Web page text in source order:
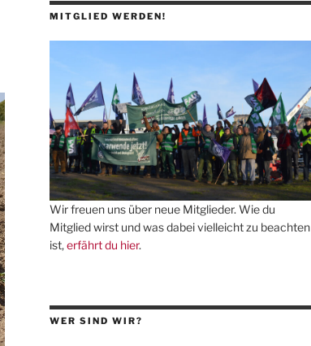
MITGLIED WERDEN!
Wir freuen uns über neue Mitglieder. Wie du
Mitglied wirst und was dabei vielleicht zu beachten
ist,erfährt du hier.
WER SIND WIR?